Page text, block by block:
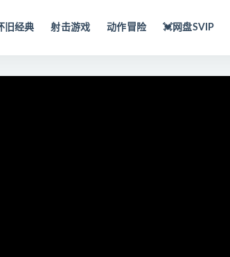
旧经典 射击游戏 动作冒险 💓网盘SVIP